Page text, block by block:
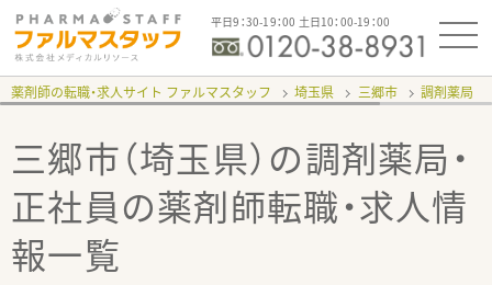
平日9：30-19：00 土日10：00-19：00
薬剤師の転職・求人サイト ファルマスタッフ 埼玉県 三郷市 調剤薬局
三郷市（埼玉県）の調剤薬局・
正社員の薬剤師転職・求人情
報一覧